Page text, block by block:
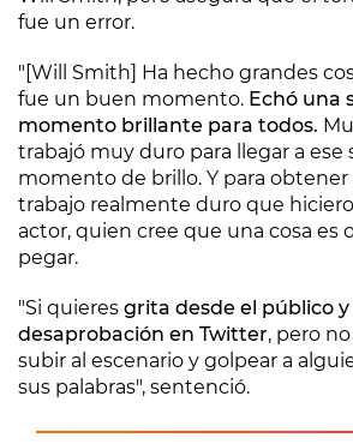
fue un error.
"[Will Smith] Ha hecho grandes
fue un buen momento. Echó una
momento brillante para todos.
trabajó muy duro para llegar a ese
momento de brillo. Y para obtener
trabajo realmente duro que
actor, quien cree que una cosa es
pegar.
"Si quieres grita desde el público
desaprobación en Twitter, pero
subir al escenario y golpear a
sus palabras", sentenció.